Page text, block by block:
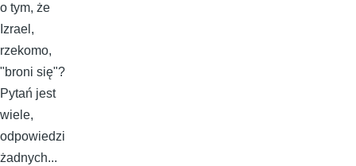
o tym, że
Izrael,
rzekomo,
"broni się"?
Pytań jest
wiele,
odpowiedzi
żadnych...